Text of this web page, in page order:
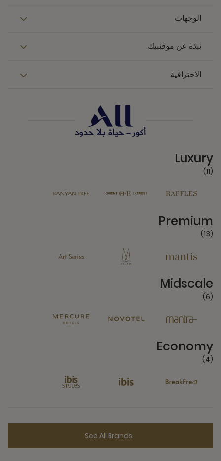
الوجهات
نبذة عن موڤنبيك
الاحترافية
Luxury
(11)
Premium
(13)
Midscale
(6)
Economy
(4)
See All Brands